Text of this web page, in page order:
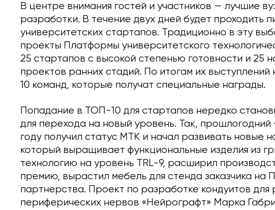
В центре внимания гостей и участников — лучшие
разработки. В течение двух дней будет проходить
университетских стартапов. Традиционно в эту
проекты Платформы университетского
25 стартапов с высокой степенью готовности и 25
проектов ранних стадий. По итогам их
10 команд, которые получат специальные награды.
Попадание в ТОП-10 для стартапов нередко
для перехода на новый уровень. Так, прошлогодний
году получил статус МТК и начал развивать новые
который выращивает функциональные изделия из
технологию на уровень TRL-9, расширил
премию, вырастил мебель для стенда заказчика
партнерства. Проект по разработке кондуитов для
периферических нервов «Нейрографт» Марка